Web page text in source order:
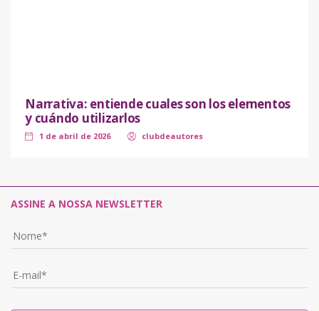
Narrativa: entiende cuales son los elementos
y cuándo utilizarlos
1 de abril de 2026 clubdeautores
ASSINE A NOSSA NEWSLETTER